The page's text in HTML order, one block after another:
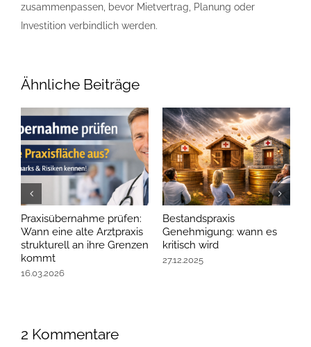
zusammenpassen, bevor Mietvertrag, Planung oder
Investition verbindlich werden.
Ähnliche Beiträge
Praxisübernahme prüfen:
Wann eine alte Arztpraxis
strukturell an ihre Grenzen
kommt
16.03.2026
Bestandspraxis
Genehmigung: wann es
kritisch wird
27.12.2025
2 Kommentare